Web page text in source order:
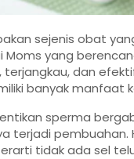
sejenis obat
Moms yang
terjangkau, dan
banyak manfaat
sperma
terjadi
tidak ada sel